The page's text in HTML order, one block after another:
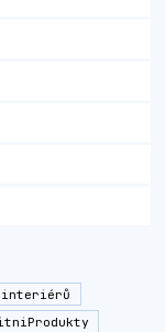
interiérů